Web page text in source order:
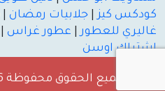
كودكس كيز| جلابيات رمضان
غاليري للعطور| عطور غراس
اشتراك اوسن
جميع الحقوق محفوظة 2026